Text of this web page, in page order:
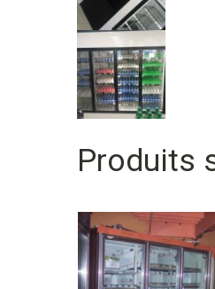
Produits